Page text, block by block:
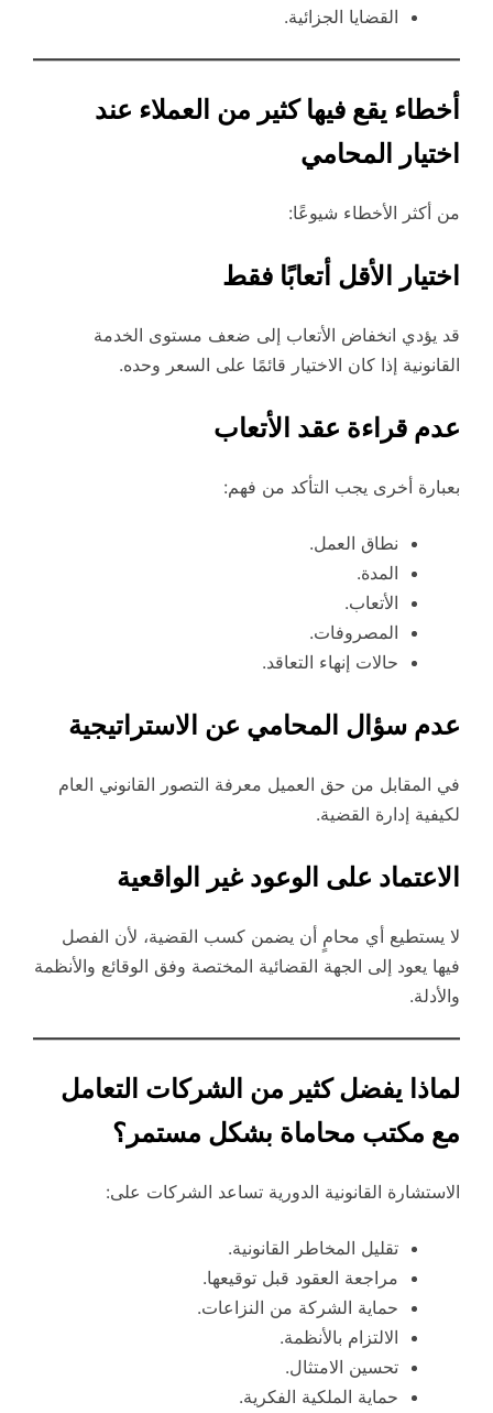
القضايا الجزائية.
أخطاء يقع فيها كثير من العملاء عند
اختيار المحامي
من أكثر الأخطاء شيوعًا:
اختيار الأقل أتعابًا فقط
قد يؤدي انخفاض الأتعاب إلى ضعف مستوى الخدمة
القانونية إذا كان الاختيار قائمًا على السعر وحده.
عدم قراءة عقد الأتعاب
بعبارة أخرى يجب التأكد من فهم:
نطاق العمل.
المدة.
الأتعاب.
المصروفات.
حالات إنهاء التعاقد.
عدم سؤال المحامي عن الاستراتيجية
في المقابل من حق العميل معرفة التصور القانوني العام
لكيفية إدارة القضية.
الاعتماد على الوعود غير الواقعية
لا يستطيع أي محامٍ أن يضمن كسب القضية، لأن الفصل
فيها يعود إلى الجهة القضائية المختصة وفق الوقائع والأنظمة
والأدلة.
لماذا يفضل كثير من الشركات التعامل
مع مكتب محاماة بشكل مستمر؟
الاستشارة القانونية الدورية تساعد الشركات على:
تقليل المخاطر القانونية.
مراجعة العقود قبل توقيعها.
حماية الشركة من النزاعات.
الالتزام بالأنظمة.
تحسين الامتثال.
حماية الملكية الفكرية.